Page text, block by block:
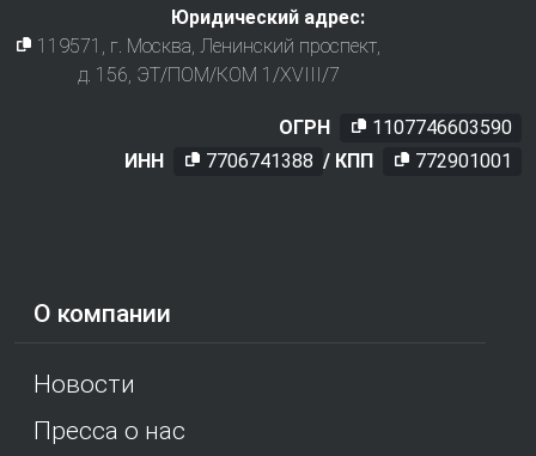
О компании
Новости
Пресса о нас
Юридический адрес:
119571
, г. Москва Ленинский проспект,
д. 156, ЭТ/ПОМ/КОМ 1/XVIII/7
ОГРН
1107746603590
ИНН
7706741388 / КПП 772901001